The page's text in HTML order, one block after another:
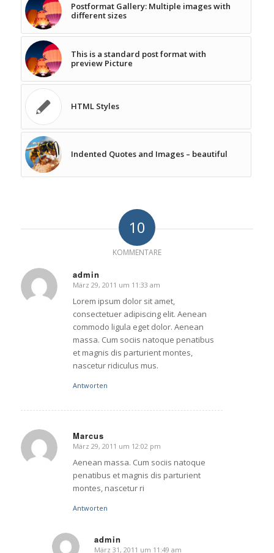
Postformat Gallery: Multiple images with
different sizes
This is a standard post format with
preview Picture
HTML Styles
Indented Quotes and Images – beautiful
10
KOMMENTARE
admin
sagte:
März 29, 2011 um 11:33 am
Lorem ipsum dolor sit amet,
consectetuer adipiscing elit. Aenean
commodo ligula eget dolor. Aenean
massa. Cum sociis natoque penatibus
et magnis dis parturient montes,
nascetur ridiculus mus.
Antworten
Marcus
sagte:
März 29, 2011 um 12:02 pm
Aenean massa. Cum sociis natoque
penatibus et magnis dis parturient
montes, nascetur ri
Antworten
admin
März 31, 2011 um 11:49 am